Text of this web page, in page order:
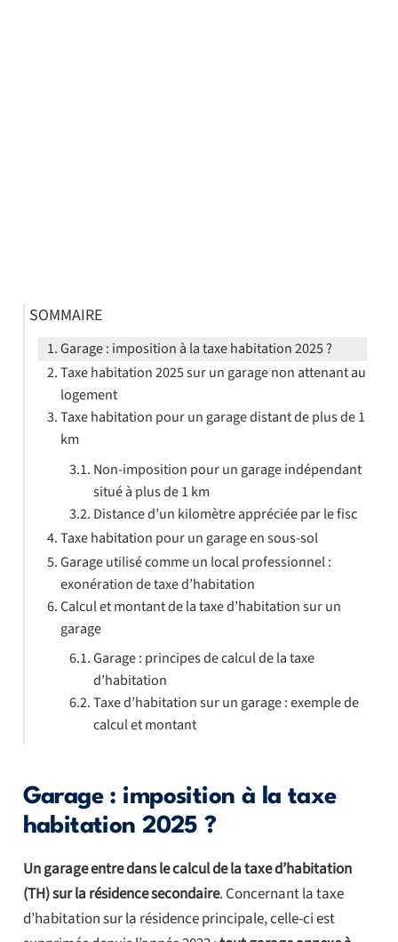
Garage : imposition à la taxe
habitation 2025 ?
Un garage entre dans le calcul de la taxe d’habitation
(TH) sur la résidence secondaire. Concernant la taxe
d’habitation sur la résidence principale, celle-ci est
SOMMAIRE
Garage : imposition à la taxe habitation 2025 ?
Taxe habitation 2025 sur un garage non attenant au
logement
Taxe habitation pour un garage distant de plus de 1
km
Non-imposition pour un garage indépendant
situé à plus de 1 km
Distance d’un kilomètre appréciée par le fisc
Taxe habitation pour un garage en sous-sol
Garage utilisé comme un local professionnel :
exonération de taxe d’habitation
Calcul et montant de la taxe d’habitation sur un
garage
Garage : principes de calcul de la taxe
d’habitation
Taxe d’habitation sur un garage : exemple de
calcul et montant